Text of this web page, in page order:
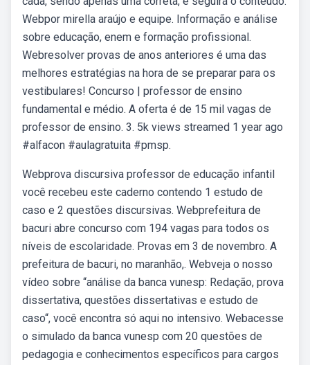
Webpor mirella araújo e equipe. Informação e análise
sobre educação, enem e formação profissional.
Webresolver provas de anos anteriores é uma das
melhores estratégias na hora de se preparar para os
vestibulares! Concurso | professor de ensino
fundamental e médio. A oferta é de 15 mil vagas de
professor de ensino. 3. 5k views streamed 1 year ago
#alfacon #aulagratuita #pmsp.
Webprova discursiva professor de educação infantil
você recebeu este caderno contendo 1 estudo de
caso e 2 questões discursivas. Webprefeitura de
bacuri abre concurso com 194 vagas para todos os
níveis de escolaridade. Provas em 3 de novembro. A
prefeitura de bacuri, no maranhão,. Webveja o nosso
vídeo sobre “análise da banca vunesp: Redação, prova
dissertativa, questões dissertativas e estudo de
caso“, você encontra só aqui no intensivo. Webacesse
o simulado da banca vunesp com 20 questões de
pedagogia e conhecimentos específicos para cargos